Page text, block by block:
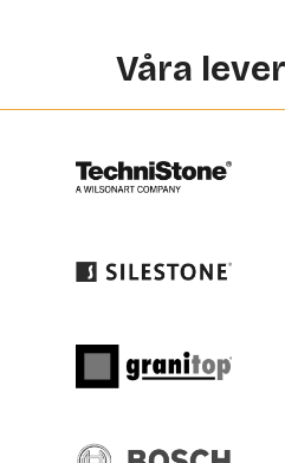
Våra